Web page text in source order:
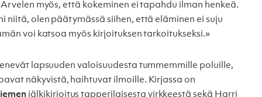
myös, että kokeminen ei tapahdu ilman henkeä.
niitä, olen päätymässä siihen, että eläminen ei suju
voi katsoa myös kirjoituksen tarkoitukseksi.»
lapsuuden valoisuudesta tummemmille poluille,
näkyvistä, haihtuvat ilmoille. Kirjassa on
jälkikirjoitus tapperilaisesta virkkeestä sekä Harri